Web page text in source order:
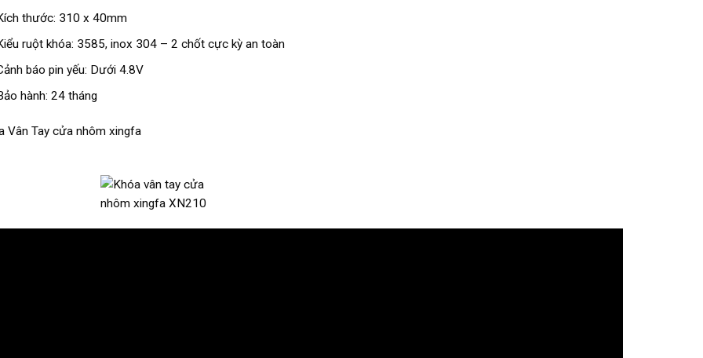
thước: 310 x 40mm
ruột khóa: 3585, inox 304 – 2 chốt cực kỳ an toàn
báo pin yếu: Dưới 4.8V
hành: 24 tháng